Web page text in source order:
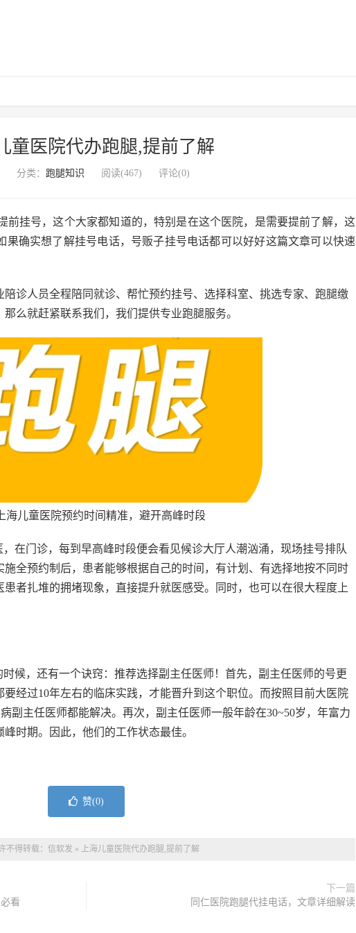
童医院代办跑腿,提前了解
分类： 跑腿知识 阅读(467) 评论(0)
前挂号，这个大家都知道的，特别是在这个医院，是需要提前了解，这
果确实想了解挂号电话，号贩子挂号电话都可以好好这篇文章可以快速
诊人员全程陪同就诊、帮忙预约挂号、选择科室、挑选专家、跑腿缴
么就赶紧联系我们，我们提供专业跑腿服务。
海儿童医院预约时间精准，避开高峰时段
在门诊，每到早高峰时段便会看见候诊大厅人潮汹涌，现场挂号排队
全预约制后，患者能够根据自己的时间，有计划、有选择地按不同时
者扎堆的拥堵现象，直接提升就医感受。同时，也可以在很大程度上
候，还有一个诀窍：推荐选择副主任医师！首先，副主任医师的号更
经过10年左右的临床实践，才能晋升到这个职位。而按照目前大医院
副主任医师都能解决。再次，副主任医师一般年龄在30~50岁，年富力
时期。因此，他们的工作状态最佳。
赞(0)
不得转载： 信软发 » 上海儿童医院代办跑腿,提前了解
看
下一篇
同仁医院跑腿代挂电话，文章详细解读